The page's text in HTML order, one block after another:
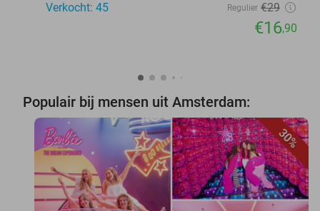
Verkocht: 45 Regulier €29
€16,90
Populair bij mensen uit Amsterdam:
30%